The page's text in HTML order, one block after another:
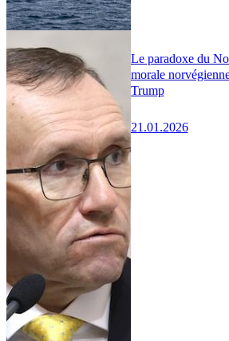
Le paradoxe du
morale
Trump
21.01.2026